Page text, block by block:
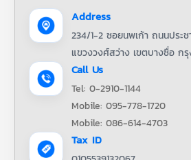
Address
234/1-2 ซอยนพเก้า ถนนประช
แขวงวงศ์สว่าง เขตบางซื่อ ก
Call Us
Tel: 0-2910-1144
Mobile: 095-778-1720
Mobile: 086-614-4703
Tax ID